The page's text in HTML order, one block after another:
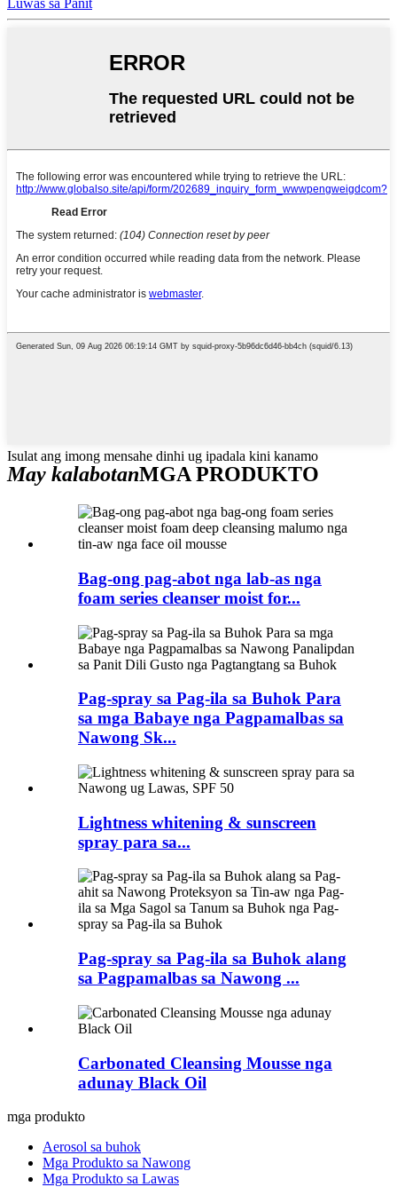
Luwas sa Panit
Isulat ang imong mensahe dinhi ug ipadala kini kanamo
May kalabotanMGA PRODUKTO
Bag-ong pag-abot nga lab-as nga
foam series cleanser moist for...
Pag-spray sa Pag-ila sa Buhok Para
sa mga Babaye nga Pagpamalbas sa
Nawong Sk...
Lightness whitening & sunscreen
spray para sa...
Pag-spray sa Pag-ila sa Buhok alang
sa Pagpamalbas sa Nawong ...
Carbonated Cleansing Mousse nga
adunay Black Oil
mga produkto
Aerosol sa buhok
Mga Produkto sa Nawong
Mga Produkto sa Lawas